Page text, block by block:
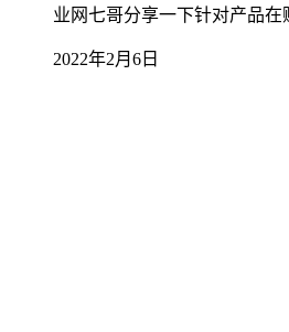
业网七哥分享一下针对产品
2022年2月6日